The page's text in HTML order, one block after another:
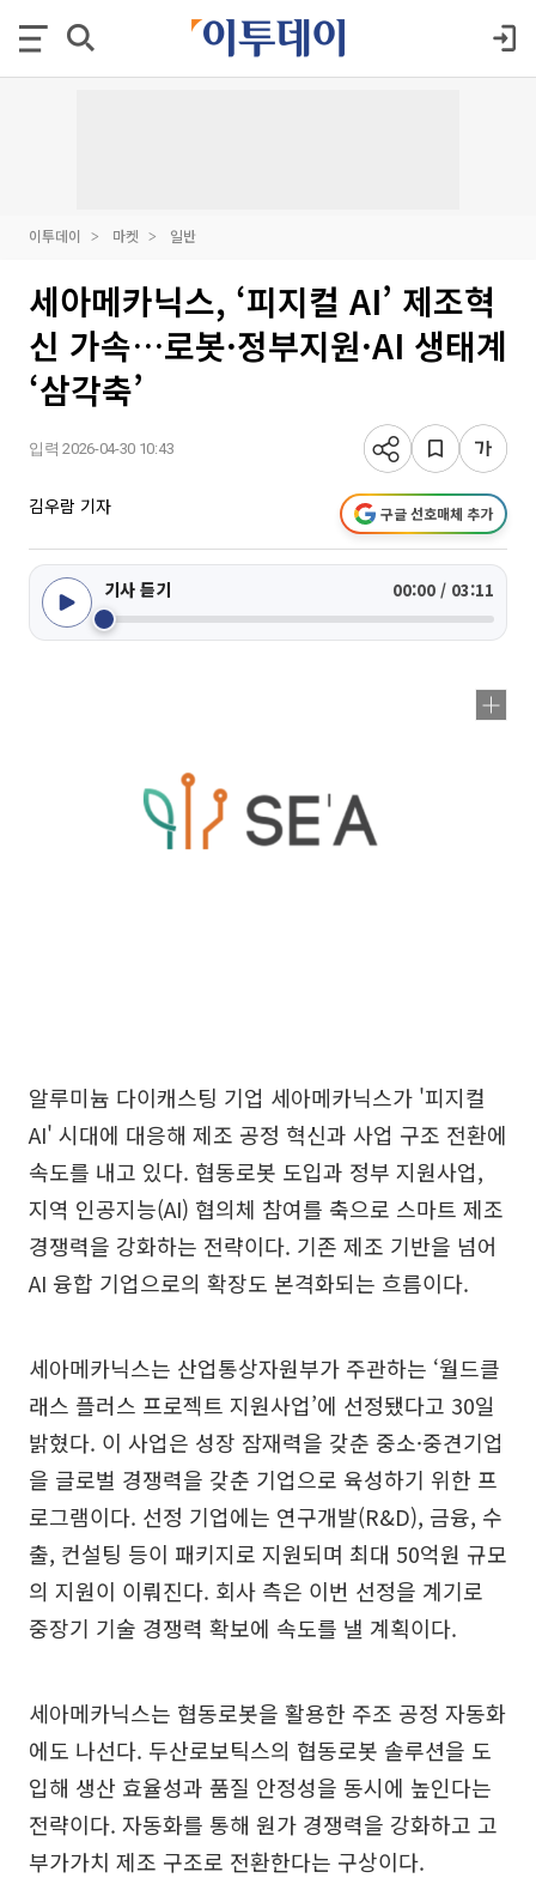
이투데이 마켓 일반
세아메카닉스, ‘피지컬 AI’ 제조혁
신 가속…로봇·정부지원·AI 생태계
‘삼각축’
입력 2026-04-30 10:43
김우람 기자 구글 선호매체 추가
기사 듣기 00:00 / 03:11
알루미늄 다이캐스팅 기업 세아메카닉스가 '피지컬
AI' 시대에 대응해 제조 공정 혁신과 사업 구조 전환에
속도를 내고 있다. 협동로봇 도입과 정부 지원사업,
지역 인공지능(AI) 협의체 참여를 축으로 스마트 제조
경쟁력을 강화하는 전략이다. 기존 제조 기반을 넘어
AI 융합 기업으로의 확장도 본격화되는 흐름이다.
세아메카닉스는 산업통상자원부가 주관하는 ‘월드클
래스 플러스 프로젝트 지원사업’에 선정됐다고 30일
밝혔다. 이 사업은 성장 잠재력을 갖춘 중소·중견기업
을 글로벌 경쟁력을 갖춘 기업으로 육성하기 위한 프
로그램이다. 선정 기업에는 연구개발(R&D), 금융, 수
출, 컨설팅 등이 패키지로 지원되며 최대 50억원 규모
의 지원이 이뤄진다. 회사 측은 이번 선정을 계기로
중장기 기술 경쟁력 확보에 속도를 낼 계획이다.
세아메카닉스는 협동로봇을 활용한 주조 공정 자동화
에도 나선다. 두산로보틱스의 협동로봇 솔루션을 도
입해 생산 효율성과 품질 안정성을 동시에 높인다는
전략이다. 자동화를 통해 원가 경쟁력을 강화하고 고
부가가치 제조 구조로 전환한다는 구상이다.